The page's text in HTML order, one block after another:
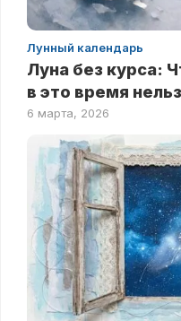
Лунный календарь
Луна без курса:
в это время
6 марта, 2026